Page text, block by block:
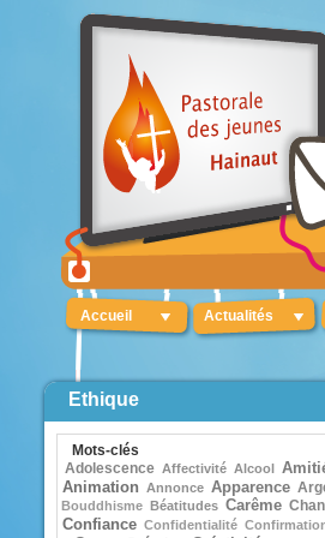
Accueil Actualités
Ethique
Mots-clés
Adolescence Affectivité Alcool
Animation Annonce Apparence
Bouddhisme Béatitudes Carême
Confiance Confidentialité